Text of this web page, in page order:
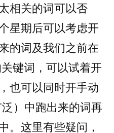
相关的词可以否
星期后可以考虑开
的词及我们之前在
键词，可以试着开
也可以同时开手动
）中跑出来的词再
。这里有些疑问，